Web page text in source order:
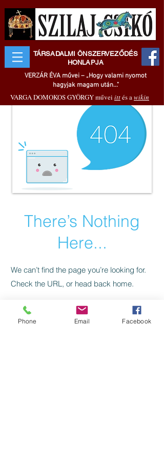
TÁRSADALMI ÖNSZERVEZŐDÉS
HONLAPJA
VERZÁR ÉVA művei – „Hogy valami nyomot
hagyjak magam után..."
VARGA DOMOKOS GYÖRGY művei ittés awikin
There’s Nothing
Here...
We can’t find the page you’re looking for.
Check the URL, or head back home.
Go Home
Phone Email Facebook